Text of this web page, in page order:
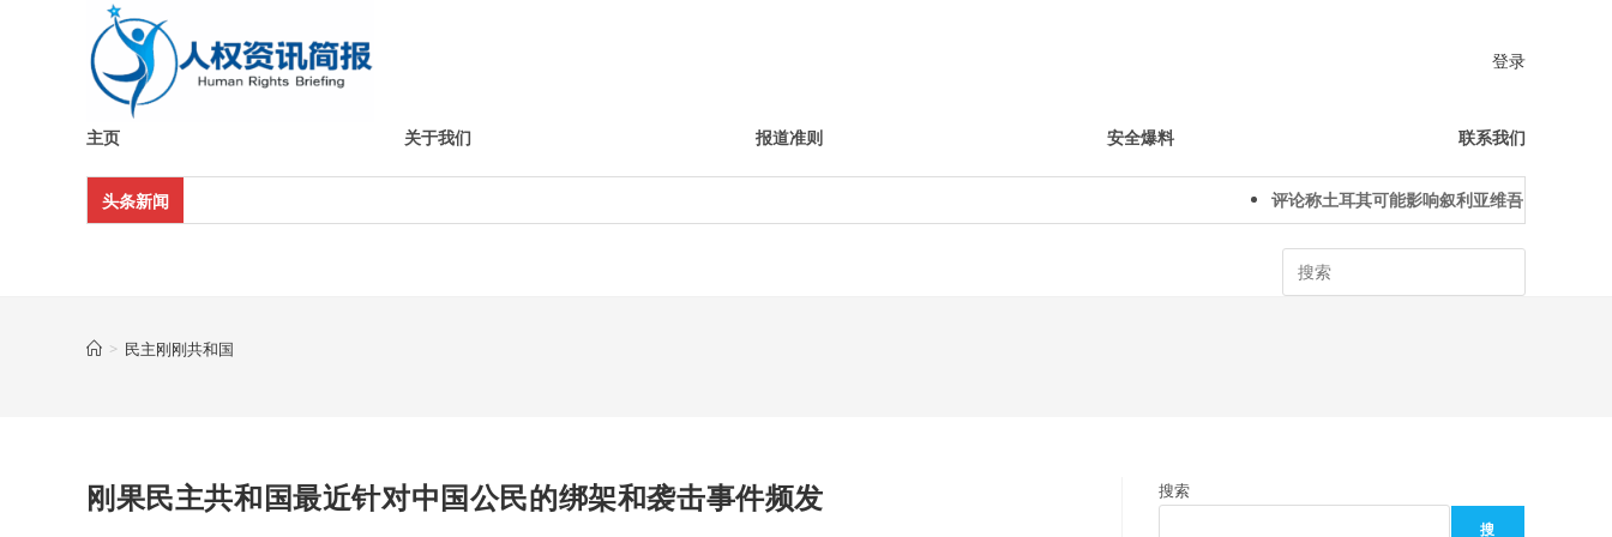
登录
主页 关于我们 报道准则 安全爆料 联系我们
头条新闻 评论称土耳其可能影响叙利亚维吾尔人下一代
Search
> 民主刚刚共和国
刚果民主共和国最近针对中国公民的绑架和袭击事件频发 搜索
搜